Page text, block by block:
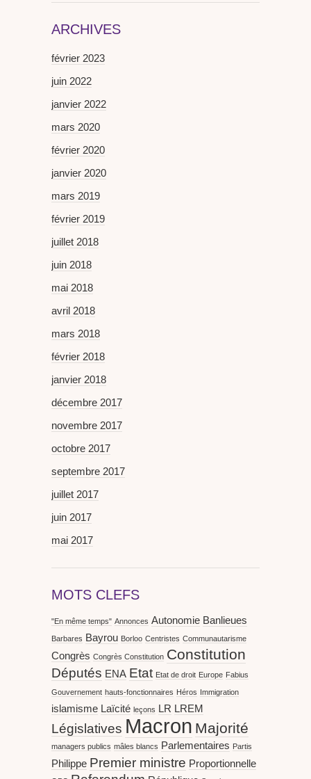
ARCHIVES
février 2023
juin 2022
janvier 2022
mars 2020
février 2020
janvier 2020
mars 2019
février 2019
juillet 2018
juin 2018
mai 2018
avril 2018
mars 2018
février 2018
janvier 2018
décembre 2017
novembre 2017
octobre 2017
septembre 2017
juillet 2017
juin 2017
mai 2017
MOTS CLEFS
"En même temps" Annonces Autonomie Banlieues
Barbares Bayrou Borloo Centristes Communautarisme
Congrès Congrès Constitution Constitution
Députés ENA Etat Etat de droit Europe Fabius
Gouvernement hauts-fonctionnaires Héros Immigration
islamisme Laïcité leçons LR LREM
Législatives Macron Majorité
managers publics mâles blancs Parlementaires Partis
Philippe Premier ministre Proportionnelle